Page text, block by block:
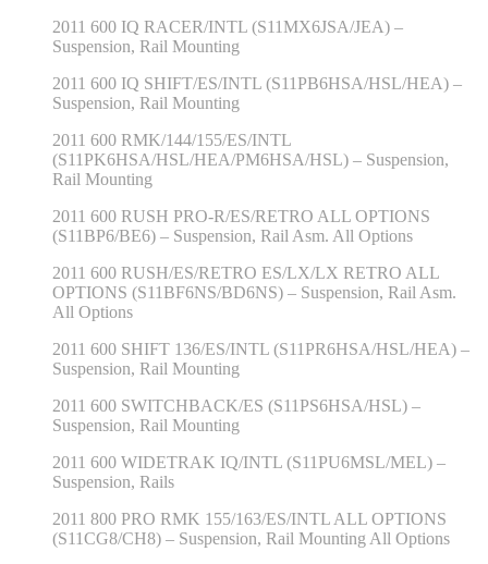
2011 600 IQ RACER/INTL (S11MX6JSA/JEA) –
Suspension, Rail Mounting
2011 600 IQ SHIFT/ES/INTL (S11PB6HSA/HSL/HEA) –
Suspension, Rail Mounting
2011 600 RMK/144/155/ES/INTL
(S11PK6HSA/HSL/HEA/PM6HSA/HSL) – Suspension,
Rail Mounting
2011 600 RUSH PRO-R/ES/RETRO ALL OPTIONS
(S11BP6/BE6) – Suspension, Rail Asm. All Options
2011 600 RUSH/ES/RETRO ES/LX/LX RETRO ALL
OPTIONS (S11BF6NS/BD6NS) – Suspension, Rail Asm.
All Options
2011 600 SHIFT 136/ES/INTL (S11PR6HSA/HSL/HEA) –
Suspension, Rail Mounting
2011 600 SWITCHBACK/ES (S11PS6HSA/HSL) –
Suspension, Rail Mounting
2011 600 WIDETRAK IQ/INTL (S11PU6MSL/MEL) –
Suspension, Rails
2011 800 PRO RMK 155/163/ES/INTL ALL OPTIONS
(S11CG8/CH8) – Suspension, Rail Mounting All Options